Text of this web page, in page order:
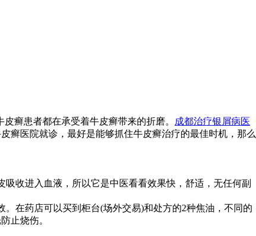
癣患者都在承受着牛皮癣带来的折磨。
成都治疗银屑病医
癣医院就诊，最好是能够抓住牛皮癣治疗的最佳时机，那么
收进入血液，所以它是中医看看效果快，舒适，无任何副
在药店可以买到柜台(场外交易)和处方的2种焦油，不同的
止烧伤。